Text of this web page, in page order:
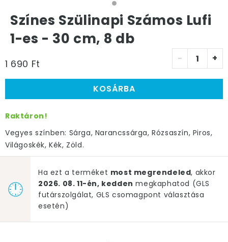
Színes Szülinapi Számos Lufi
1-es - 30 cm, 8 db
1 690 Ft - +
KOSÁRBA
Raktáron!
Vegyes színben: Sárga, Narancssárga, Rózsaszín, Piros,
Világoskék, Kék, Zöld.
Ha ezt a terméket most megrendeled, akkor
2026. 08. 11-én, kedden megkaphatod (GLS
futárszolgálat, GLS csomagpont választása
esetén)